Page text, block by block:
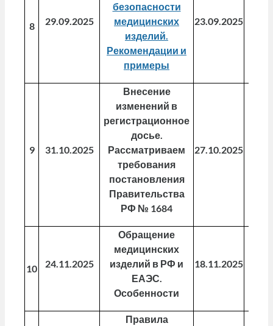
8 29.09.2025
безопасности
медицинских
изделий.
Рекомендации и
примеры
23.09.2025
9 31.10.2025
Внесение
изменений в
регистрационное
досье.
Рассматриваем
требования
постановления
Правительства
РФ № 1684
27.10.2025
10 24.11.2025
Обращение
медицинских
изделий в РФ и
ЕАЭС.
Особенности
18.11.2025
Правила